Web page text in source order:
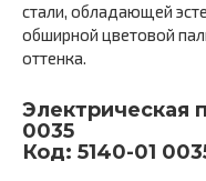
стали, обладающей
обширной цветовой
оттенка.
Электрическая
0035
Код: 5140-01